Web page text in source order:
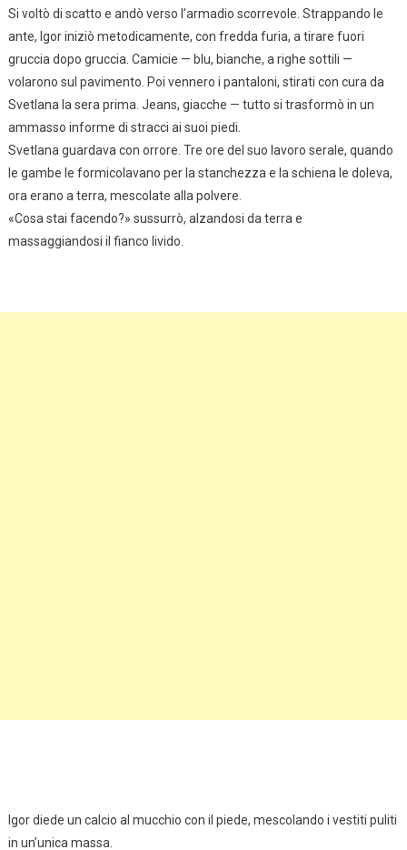
Si voltò di scatto e andò verso l’armadio scorrevole. Strappando le
ante, Igor iniziò metodicamente, con fredda furia, a tirare fuori
gruccia dopo gruccia. Camicie — blu, bianche, a righe sottili —
volarono sul pavimento. Poi vennero i pantaloni, stirati con cura da
Svetlana la sera prima. Jeans, giacche — tutto si trasformò in un
ammasso informe di stracci ai suoi piedi.
Svetlana guardava con orrore. Tre ore del suo lavoro serale, quando
le gambe le formicolavano per la stanchezza e la schiena le doleva,
ora erano a terra, mescolate alla polvere.
«Cosa stai facendo?» sussurrò, alzandosi da terra e
massaggiandosi il fianco livido.
Igor diede un calcio al mucchio con il piede, mescolando i vestiti puliti
in un’unica massa.